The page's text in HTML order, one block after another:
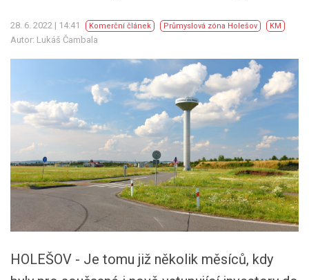
28. 6. 2022 | 14:41 Komerční článek Průmyslová zóna Holešov KM
Autor: Lukáš Čambala
HOLEŠOV - Je tomu již několik měsíců, kdy